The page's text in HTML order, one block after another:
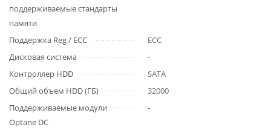
поддерживаемые стандарты
памяти
Поддержка Reg / ECC
ECC
Дисковая система
-
Контроллер HDD
SATA
Общий объем HDD (ГБ)
32000
Поддерживаемые модули
Optane DC
-